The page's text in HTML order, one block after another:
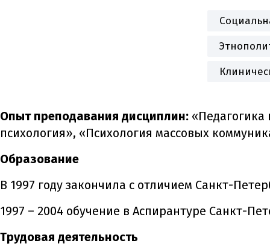
Опыт преподавания дисциплин: «Педагогика
психология», «Психология массовых
Образование
В 1997 году закончила с отличием Санкт-
1997 – 2004 обучение в Аспирантуре Санкт-
Трудовая деятельность